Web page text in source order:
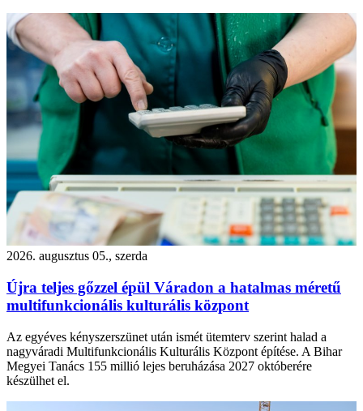
2026. augusztus 05., szerda
Újra teljes gőzzel épül Váradon a hatalmas méretű
multifunkcionális kulturális központ
Az egyéves kényszerszünet után ismét ütemterv szerint halad a
nagyváradi Multifunkcionális Kulturális Központ építése. A Bihar
Megyei Tanács 155 millió lejes beruházása 2027 októberére
készülhet el.